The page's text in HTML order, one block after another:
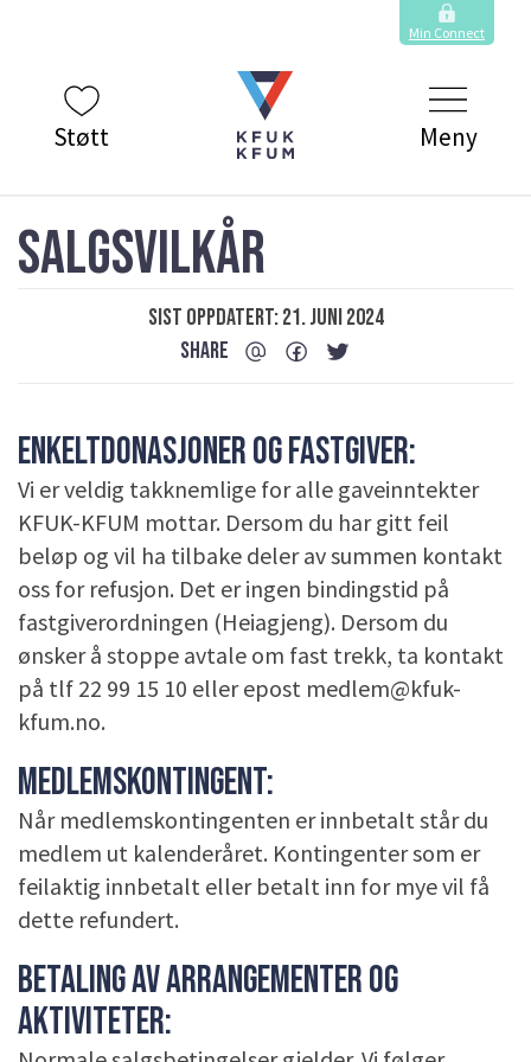
Min Connect
Støtt Meny
SALGSVILKÅR
Sist oppdatert: 21. juni 2024
SHARE
ENKELTDONASJONER OG FASTGIVER:
Vi er veldig takknemlige for alle gaveinntekter
KFUK-KFUM mottar. Dersom du har gitt feil
beløp og vil ha tilbake deler av summen kontakt
oss for refusjon. Det er ingen bindingstid på
fastgiverordningen (Heiagjeng). Dersom du
ønsker å stoppe avtale om fast trekk, ta kontakt
på tlf 22 99 15 10 eller epost medlem@kfuk-
kfum.no.
MEDLEMSKONTINGENT:
Når medlemskontingenten er innbetalt står du
medlem ut kalenderåret. Kontingenter som er
feilaktig innbetalt eller betalt inn for mye vil få
dette refundert.
BETALING AV ARRANGEMENTER OG
AKTIVITETER: